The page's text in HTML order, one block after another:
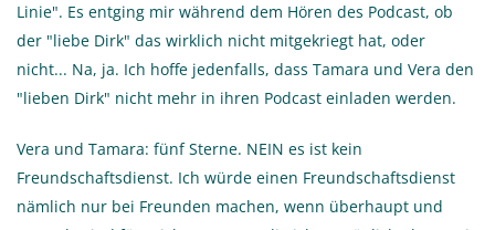
Linie". Es entging mir während dem Hören des Podcast, ob
der "liebe Dirk" das wirklich nicht mitgekriegt hat, oder
nicht... Na, ja. Ich hoffe jedenfalls, dass Tamara und Vera den
"lieben Dirk" nicht mehr in ihren Podcast einladen werden.
Vera und Tamara: fünf Sterne. NEIN es ist kein
Freundschaftsdienst. Ich würde einen Freundschaftsdienst
nämlich nur bei Freunden machen, wenn überhaupt und